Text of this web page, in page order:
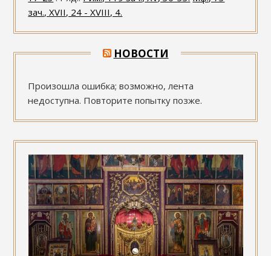
зач., XVII, 24 - XVIII, 4.
НОВОСТИ
Произошла ошибка; возможно, лента
недоступна. Повторите попытку позже.